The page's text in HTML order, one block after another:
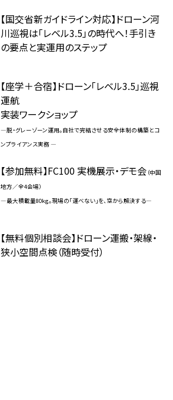
【国交省新ガイドライン対応】ドローン河
川巡視は「レベル3.5」の時代へ！手引き
の要点と実運用のステップ
【座学＋合宿】ドローン「レベル3.5」巡視
運航
実装ワークショップ
―脱・グレーゾーン運用。自社で完結させる安全体制の構築とコ
ンプライアンス実務 ―
【参加無料】FC100 実機展示・デモ会 （中国
地方／全4会場）
―最大積載量80kg。現場の「運べない」を、空から解決する―
【無料個別相談会】ドローン運搬・架線・
狭小空間点検（随時受付）